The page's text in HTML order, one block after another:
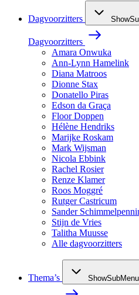
Dagvoorzitters
Dagvoorzitters
Amara Onwuka
Ann-Lynn Hamelink
Diana Matroos
Dionne Stax
Donatello Piras
Edson da Graça
Floor Doppen
Hélène Hendriks
Marijke Roskam
Mark Wijsman
Nicola Ebbink
Rachel Rosier
Renze Klamer
Roos Moggré
Rutger Castricum
Sander
Stijn de Vries
Talitha Muusse
Alle dagvoorzitters
Thema’s ShowSubMenu